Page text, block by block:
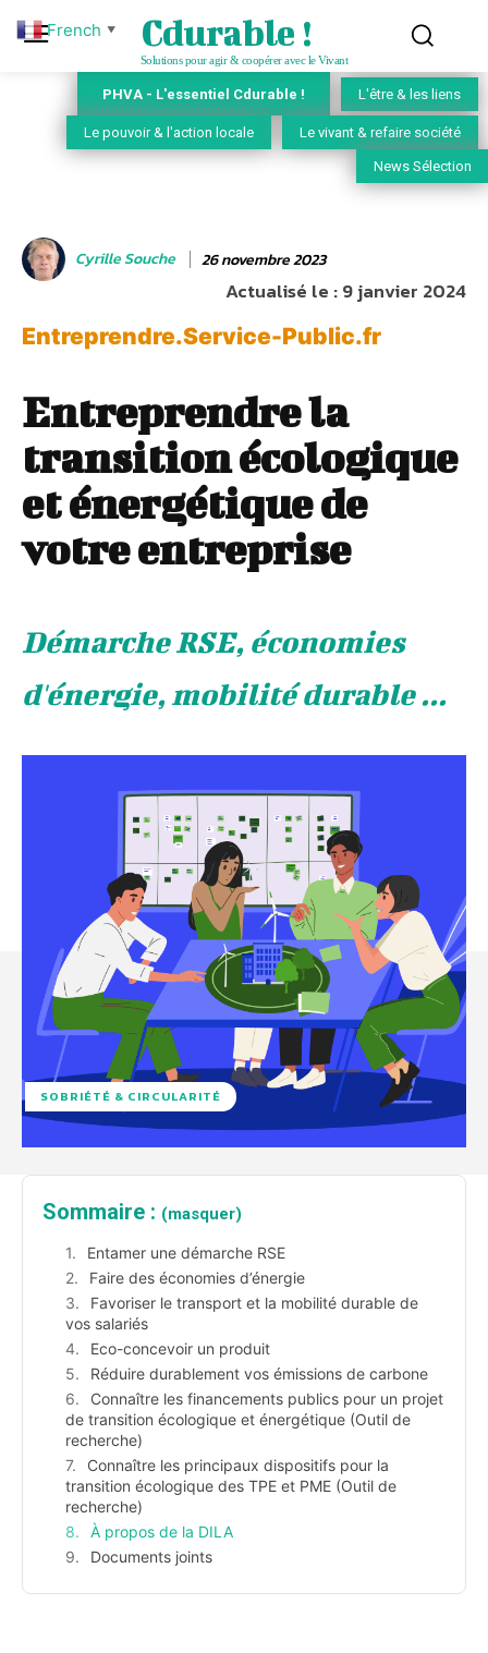
Cdurable !
Solutions pour agir & coopérer avec le Vivant
PHVA - L'essentiel Cdurable ! L'être & les liens
Le pouvoir & l'action locale Le vivant & refaire société
News Sélection
Cyrille Souche 26 novembre 2023
Actualisé le :9 janvier 2024
Entreprendre.Service-Public.fr
Entreprendre la
transition écologique
et énergétique de
votre entreprise
Démarche RSE, économies
d'énergie, mobilité durable ...
SOBRIÉTÉ & CIRCULARITÉ
Sommaire : (masquer)
Entamer une démarche RSE
Faire des économies d’énergie
Favoriser le transport et la mobilité durable de
vos salariés
Eco-concevoir un produit
Réduire durablement vos émissions de carbone
Connaître les financements publics pour un projet
de transition écologique et énergétique (Outil de
recherche)
Connaître les principaux dispositifs pour la
transition écologique des TPE et PME (Outil de
recherche)
À propos de la DILA
Documents joints
French ▼